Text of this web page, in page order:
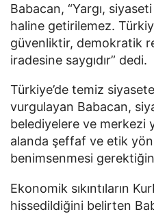
Babacan, “Yargı,
haline getirilemez.
güvenliktir, demokratik
iradesine saygıdır” dedi.
Türkiye’de temiz
vurgulayan Babacan,
belediyelere ve merkezi
alanda şeffaf ve etik
benimsenmesi
Ekonomik sıkıntıların
hissedildiğini belirten